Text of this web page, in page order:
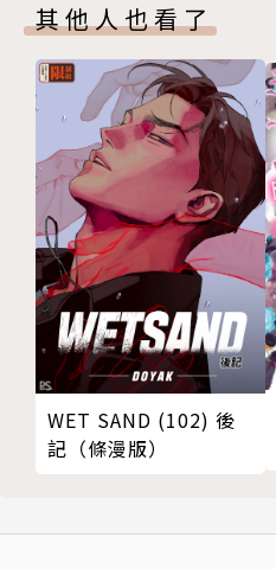
其他人也看了
WET SAND (102) 後
記（條漫版）